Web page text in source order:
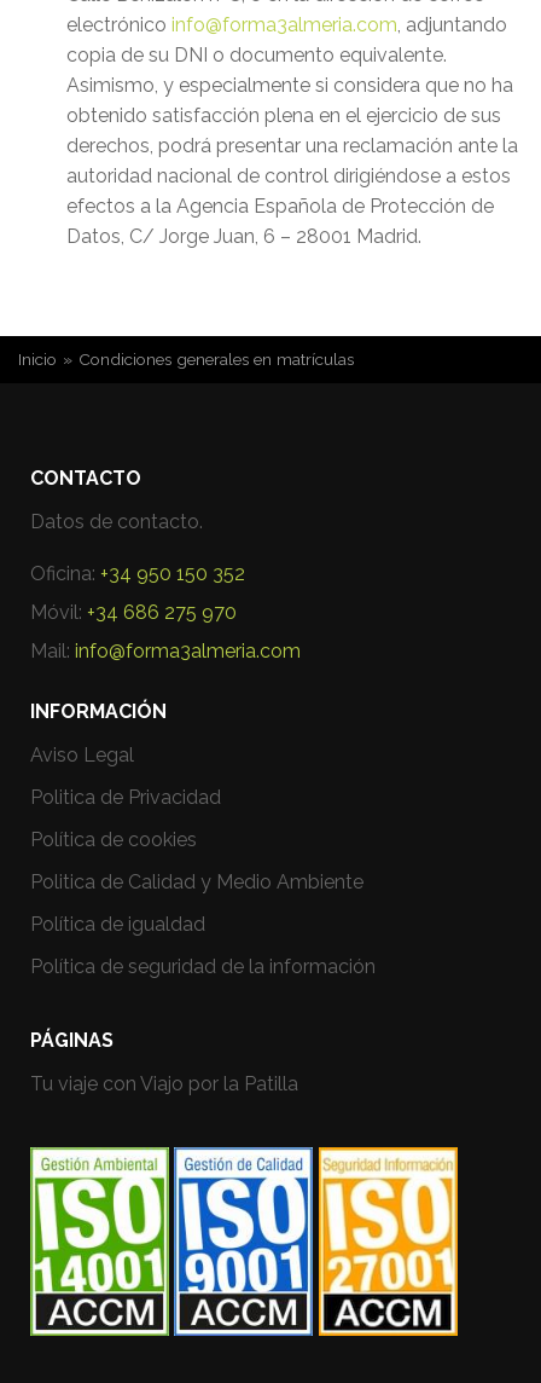
electrónico info@forma3almeria.com, adjuntando
copia de su DNI o documento equivalente.
Asimismo, y especialmente si considera que no ha
obtenido satisfacción plena en el ejercicio de sus
derechos, podrá presentar una reclamación ante la
autoridad nacional de control dirigiéndose a estos
efectos a la Agencia Española de Protección de
Datos, C/ Jorge Juan, 6 – 28001 Madrid.
USTED ESTÁ AQUÍ
Inicio » Condiciones generales en matrículas
CONTACTO
Datos de contacto.
Oficina: +34 950 150 352
Móvil: +34 686 275 970
Mail: info@forma3almeria.com
INFORMACIÓN
Aviso Legal
Politica de Privacidad
Política de cookies
Politica de Calidad y Medio Ambiente
Política de igualdad
Política de seguridad de la información
PÁGINAS
Tu viaje con Viajo por la Patilla